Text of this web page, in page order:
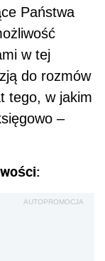
Państwa
w tej
do rozmów
tego, w jakim
–
AUTOPROMOCJA